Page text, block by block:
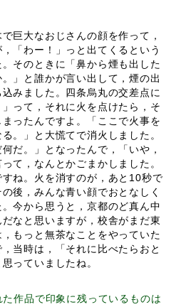
巨大なおじさんの顔を作って，
「わー！」っと出てくるという
そのときに「鼻から煙も出した
」と誰かが言い出して，煙の出
みました。四条烏丸の交差点に
って，それに火を点けたら，そ
ったんですよ。「ここで火事を
。」と大慌てで消火しました。
だ。」となったんで，「いや，
て，なんとかごまかしました。
ね。火を消すのが，あと10秒で
後，みんな青い顔でおとなしく
今から思うと，京都のど真ん中
なと思いますが，校舎がまだ東
もっと無茶なことをやっていた
当時は，「それに比べたらおと
っていましたね。
作品で印象に残っているものは